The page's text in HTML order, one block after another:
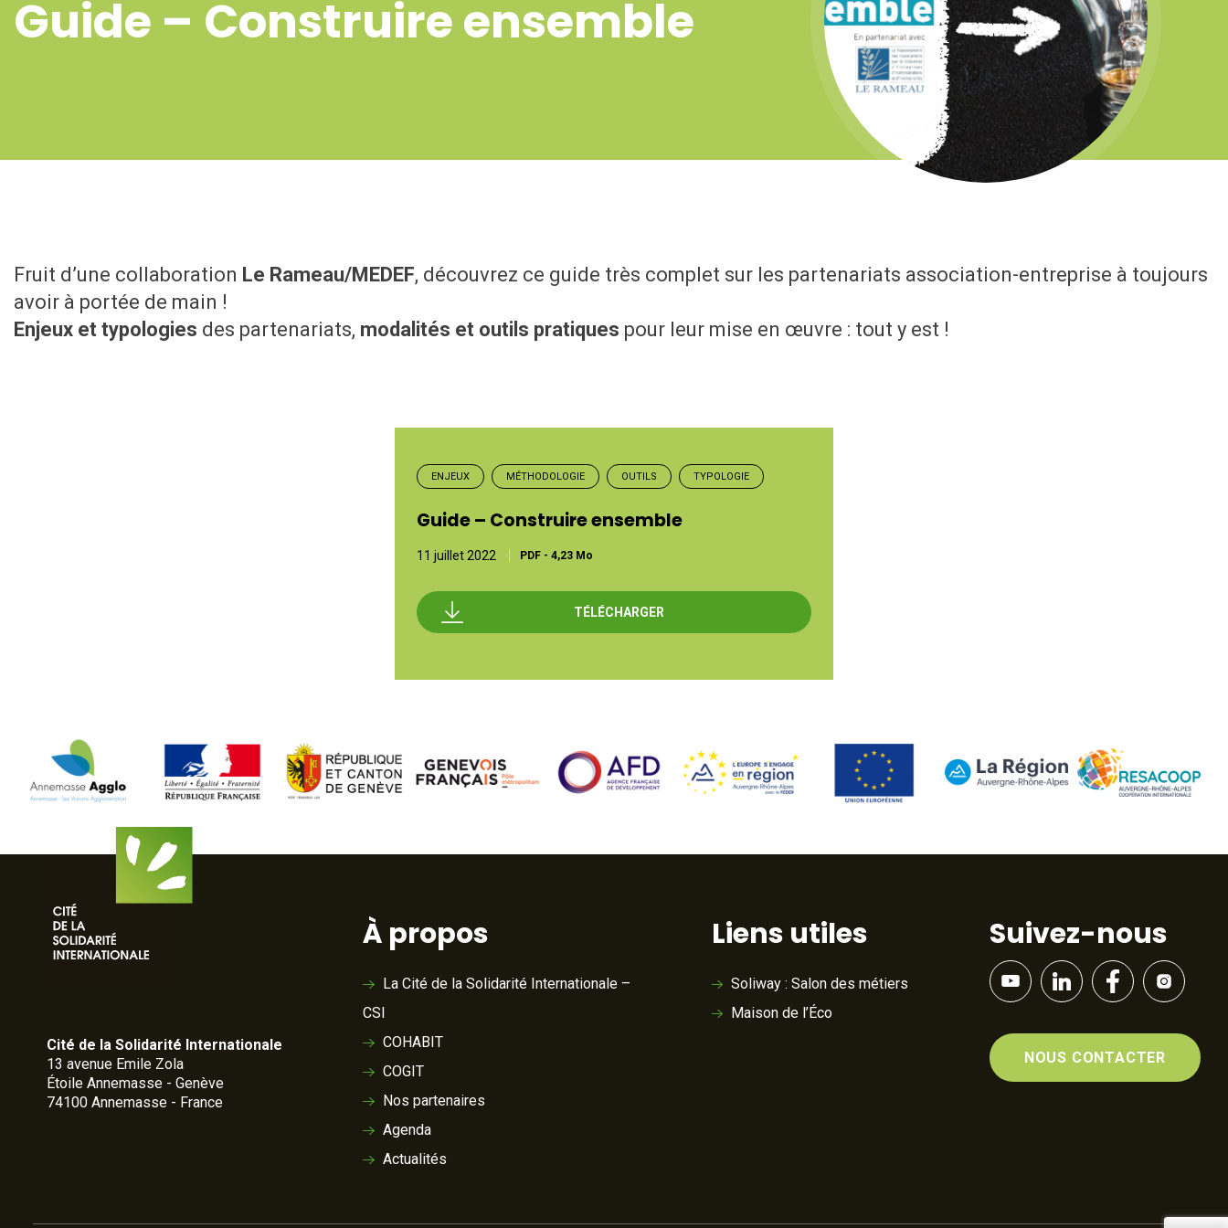
Guide – Construire ensemble
Fruit d’une collaboration Le Rameau/MEDEF, découvrez ce guide très complet sur les partenariats association-entreprise à toujours
avoir à portée de main !
Enjeux et typologies des partenariats, modalités et outils pratiques pour leur mise en œuvre : tout y est !
ENJEUX MÉTHODOLOGIE OUTILS TYPOLOGIE
Guide – Construire ensemble
11 juillet 2022 PDF - 4,23 Mo
TÉLÉCHARGER
Cité de la Solidarité Internationale
13 avenue Emile Zola
Étoile Annemasse - Genève
74100 Annemasse - France
À propos
La Cité de la Solidarité Internationale –
CSI
COHABIT
COGIT
Nos partenaires
Agenda
Actualités
Liens utiles
Soliway : Salon des métiers
Maison de l’Éco
Suivez-nous
NOUS CONTACTER